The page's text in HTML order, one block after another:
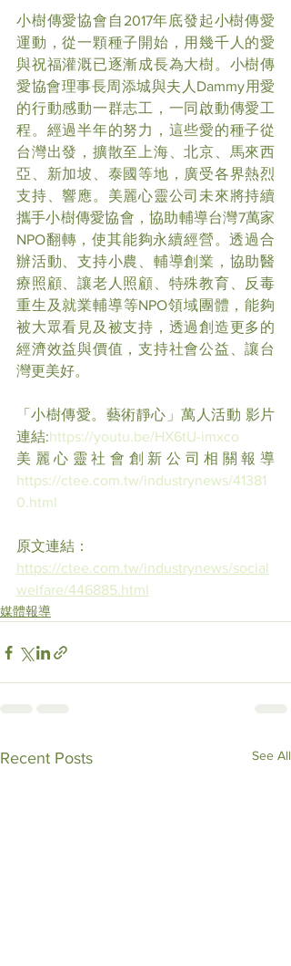
小樹傳愛協會自2017年底發起小樹傳愛
運動，從一顆種子開始，用幾千人的愛
與祝福灌溉已逐漸成長為大樹。小樹傳
愛協會理事長周添城與夫人Dammy用愛
的行動感動一群志工，一同啟動傳愛工
程。經過半年的努力，這些愛的種子從
台灣出發，擴散至上海、北京、馬來西
亞、新加坡、泰國等地，廣受各界熱烈
支持、響應。美麗心靈公司未來將持續
攜手小樹傳愛協會，協助輔導台灣7萬家
NPO翻轉，使其能夠永續經營。透過合
辦活動、支持小農、輔導創業，協助醫
療照顧、讓老人照顧、特殊教育、反毒
重生及就業輔導等NPO領域團體，能夠
被大眾看見及被支持，透過創造更多的
經濟效益與價值，支持社會公益、讓台
灣更美好。
「小樹傳愛。藝術靜心」萬人活動 影片
連結:https://youtu.be/HX6tU-imxco
https://ctee.com.tw/industrynews/41381
0.html
原文連結：
https://ctee.com.tw/industrynews/social
welfare/446885.html
媒體報導
Recent Posts See All